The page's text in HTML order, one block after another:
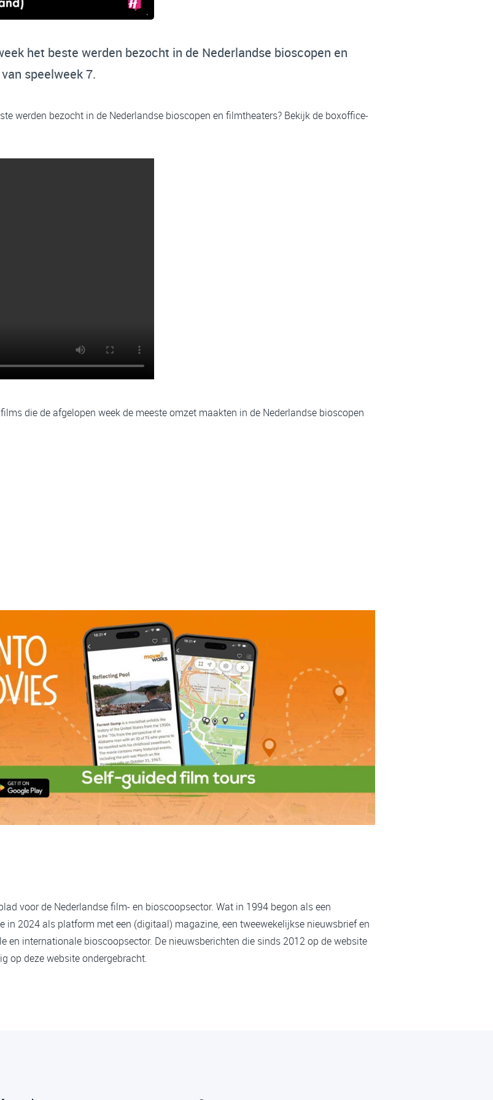
het beste werden bezocht in de Nederlandse bioscopen en
speelweek 7.
werden bezocht in de Nederlandse bioscopen en filmtheaters? Bekijk de boxoffice-
die de afgelopen week de meeste omzet maakten in de Nederlandse bioscopen
voor de Nederlandse film- en bioscoopsector. Wat in 1994 begon als een
in 2024 als platform met een (digitaal) magazine, een tweewekelijkse nieuwsbrief en
en internationale bioscoopsector. De nieuwsberichten die sinds 2012 op de website
op deze website ondergebracht.